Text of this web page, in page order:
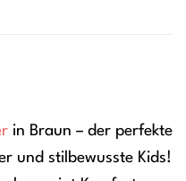
in Braun – der perfekte
und stilbewusste Kids!